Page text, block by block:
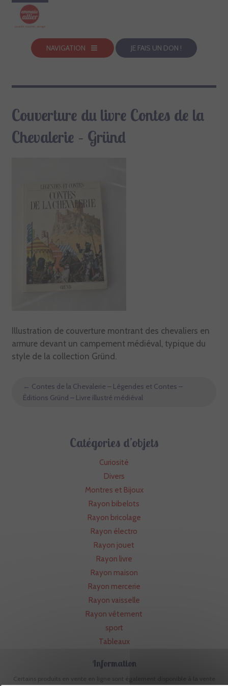
NAVIGATION JE FAIS UN DON !
Couverture du livre Contes de la
Chevalerie – Gründ
Illustration de couverture montrant des chevaliers en
armure devant un campement médiéval, typique du
style de la collection Gründ.
← Contes de la Chevalerie – Légendes et Contes –
Éditions Gründ – Livre illustré médiéval
Catégories d’objets
Curiosité
Divers
Montres et Bijoux
Rayon bibelots
Rayon bricolage
Rayon électro
Rayon jouet
Rayon livre
Rayon maison
Rayon mercerie
Rayon vaisselle
Rayon vêtement
sport
Tableaux
Information
Certains produits en vente en ligne sont également disponible à la vente